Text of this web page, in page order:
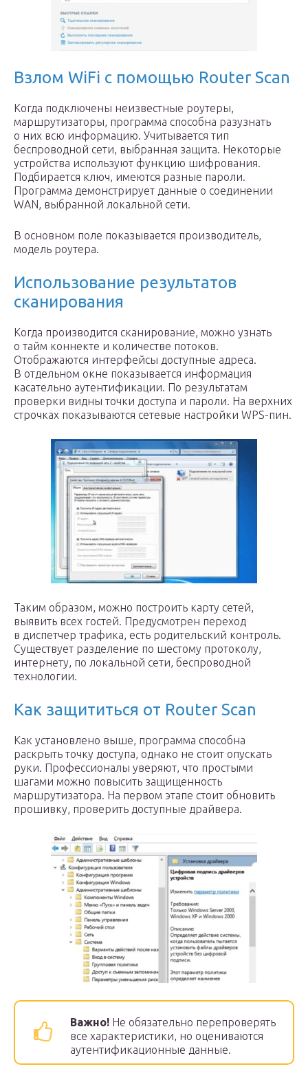
Взлом WiFi с помощью Router Scan
Когда подключены неизвестные роутеры,
маршрутизаторы, программа способна разузнать
о них всю информацию. Учитывается тип
беспроводной сети, выбранная защита. Некоторые
устройства используют функцию шифрования.
Подбирается ключ, имеются разные пароли.
Программа демонстрирует данные о соединении
WAN, выбранной локальной сети.
В основном поле показывается производитель,
модель роутера.
Использование результатов
сканирования
Когда производится сканирование, можно узнать
о тайм коннекте и количестве потоков.
Отображаются интерфейсы доступные адреса.
В отдельном окне показывается информация
касательно аутентификации. По результатам
проверки видны точки доступа и пароли. На верхних
строчках показываются сетевые настройки WPS-пин.
Таким образом, можно построить карту сетей,
выявить всех гостей. Предусмотрен переход
в диспетчер трафика, есть родительский контроль.
Существует разделение по шестому протоколу,
интернету, по локальной сети, беспроводной
технологии.
Как защититься от Router Scan
Как установлено выше, программа способна
раскрыть точку доступа, однако не стоит опускать
руки. Профессионалы уверяют, что простыми
шагами можно повысить защищенность
маршрутизатора. На первом этапе стоит обновить
прошивку, проверить доступные драйвера.
Важно! Не обязательно перепроверять
все характеристики, но оцениваются
аутентификационные данные.